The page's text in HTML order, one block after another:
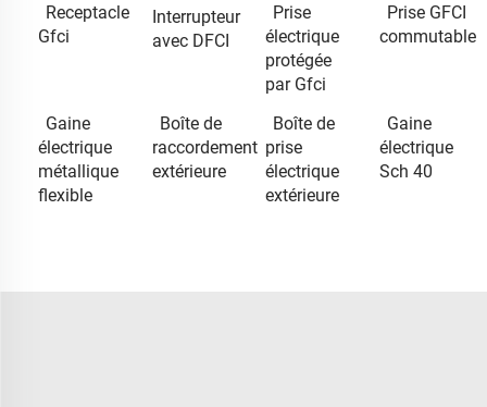
Receptacle
Gfci
Interrupteur
avec DFCI
Prise
électrique
protégée
par Gfci
Prise GFCI
commutable
Gaine
électrique
métallique
flexible
Boîte de
raccordement
extérieure
Boîte de
prise
électrique
extérieure
Gaine
électrique
Sch 40